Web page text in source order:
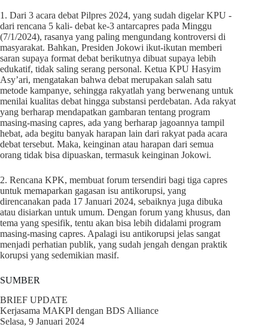
1. Dari 3 acara debat Pilpres 2024, yang sudah digelar KPU -
dari rencana 5 kali- debat ke-3 antarcapres pada Minggu
(7/1/2024), rasanya yang paling mengundang kontroversi di
masyarakat. Bahkan, Presiden Jokowi ikut-ikutan memberi
saran supaya format debat berikutnya dibuat supaya lebih
edukatif, tidak saling serang personal. Ketua KPU Hasyim
Asy’ari, mengatakan bahwa debat merupakan salah satu
metode kampanye, sehingga rakyatlah yang berwenang untuk
menilai kualitas debat hingga substansi perdebatan. Ada rakyat
yang berharap mendapatkan gambaran tentang program
masing-masing capres, ada yang berharap jagoannya tampil
hebat, ada begitu banyak harapan lain dari rakyat pada acara
debat tersebut. Maka, keinginan atau harapan dari semua
orang tidak bisa dipuaskan, termasuk keinginan Jokowi.
2. Rencana KPK, membuat forum tersendiri bagi tiga capres
untuk memaparkan gagasan isu antikorupsi, yang
direncanakan pada 17 Januari 2024, sebaiknya juga dibuka
atau disiarkan untuk umum. Dengan forum yang khusus, dan
tema yang spesifik, tentu akan bisa lebih didalami program
masing-masing capres. Apalagi isu antikorupsi jelas sangat
menjadi perhatian publik, yang sudah jengah dengan praktik
korupsi yang sedemikian masif.
SUMBER
BRIEF UPDATE
Kerjasama MAKPI dengan BDS Alliance
Selasa, 9 Januari 2024